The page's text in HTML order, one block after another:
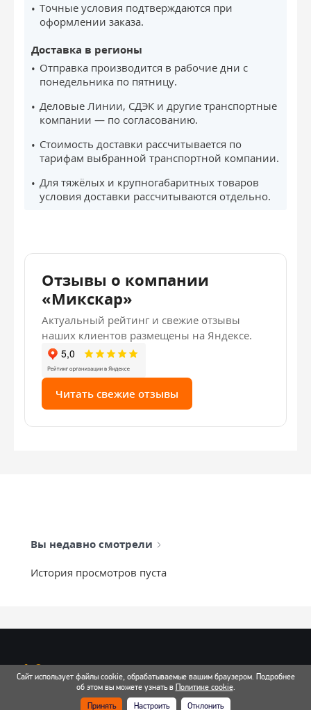
Точные условия подтверждаются при
оформлении заказа.
Доставка в регионы
Отправка производится в рабочие дни с
понедельника по пятницу.
Деловые Линии, СДЭК и другие транспортные
компании — по согласованию.
Стоимость доставки рассчитывается по
тарифам выбранной транспортной компании.
Для тяжёлых и крупногабаритных товаров
условия доставки рассчитываются отдельно.
Отзывы о компании
«Микскар»
Актуальный рейтинг и свежие отзывы
наших клиентов размещены на Яндексе.
Читать свежие отзывы
Вы недавно смотрели
История просмотров пуста
info@mixtcar.ru
Почта для связи
Сайт использует файлы cookie, обрабатываемые вашим браузером. Подробнее
об этом вы можете узнать в Политике cookie.
Принять
Настроить Отклонить